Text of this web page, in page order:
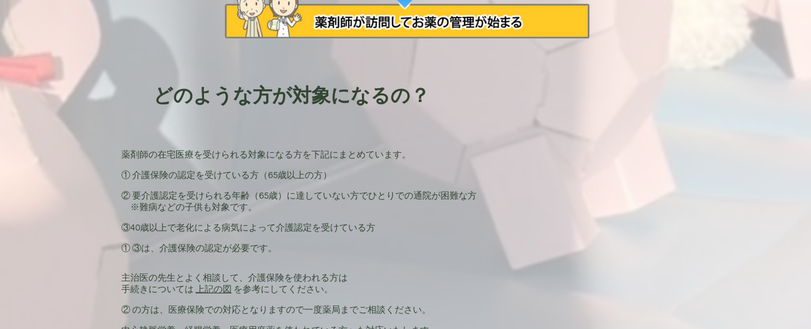
どのような方が対象になるの？
薬剤師の在宅医療を受けられる対象になる方を下記にまとめています。
① 介護保険の認定を受けている方（65歳以上の方）
② 要介護認定を受けられる年齢（65歳）に達していない方でひとりでの通院が困難な方
※難病などの子供も対象です。
③40歳以上で老化による病気によって介護認定を受けている方
① ③は、介護保険の認定が必要です。
主治医の先生とよく相談して、介護保険を使われる方は
手続きについては 上記の図 を参考にしてください。
② の方は、医療保険での対応となりますので一度薬局までご相談ください。